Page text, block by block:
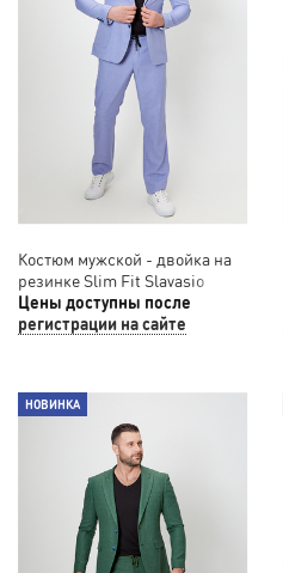
Костюм мужской - двойка на
резинке Slim Fit Slavasio
52/58
Цены доступны после
регистрации на сайте
НОВИНКА